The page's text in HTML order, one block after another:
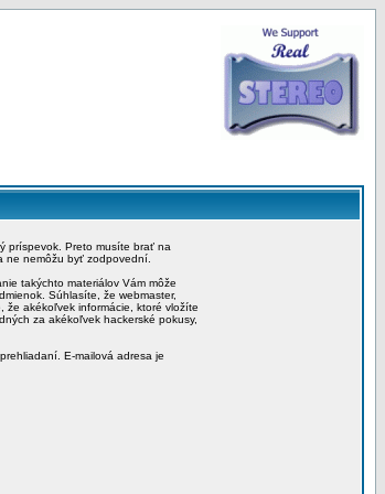
príspevok. Preto musíte brať na
ne nemôžu byť zodpovední.
takýchto materiálov Vám môže
Súhlasíte, že webmaster,
akékoľvek informácie, ktoré vložíte
za akékoľvek hackerské pokusy,
E-mailová adresa je